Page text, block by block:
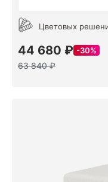
Цветовых
44 680 ₽ 30%
63 840 ₽